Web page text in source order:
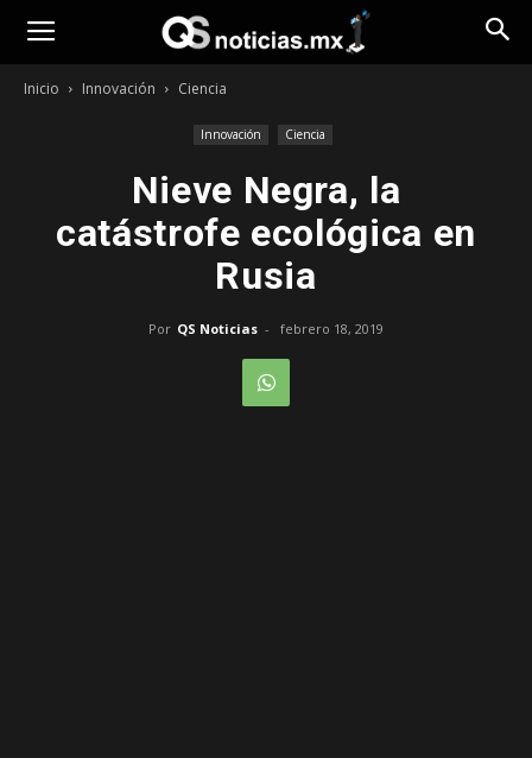
Inicio Innovación Ciencia
Innovación Ciencia
Nieve Negra, la
catástrofe ecológica en
Rusia
Por QS Noticias - febrero 18, 2019